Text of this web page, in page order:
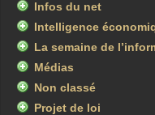
Infos du net
Intelligence
La semaine de
Médias
Non classé
Projet de loi